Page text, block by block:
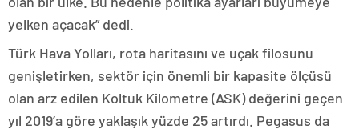
yelken açacak” dedi.
Türk Hava Yolları, rota haritasını ve uçak filosunu
genişletirken, sektör için önemli bir kapasite ölçüsü
olan arz edilen Koltuk Kilometre (ASK) değerini geçen
yıl 2019’a göre yaklaşık yüzde 25 artırdı. Pegasus da